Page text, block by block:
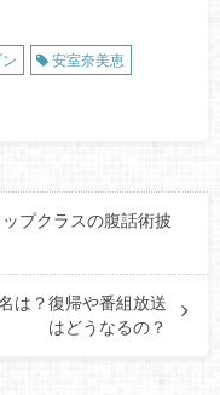
安室奈美恵
プクラスの腹話術披
は？復帰や番組放送
はどうなるの？